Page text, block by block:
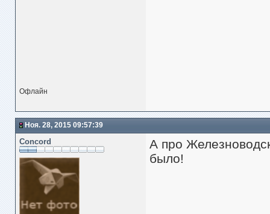
Офлайн
Ноя. 28, 2015 09:57:39
Concord
А про
было!